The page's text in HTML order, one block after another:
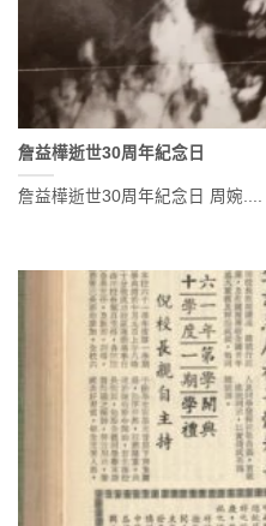
詹益樺逝世30周年紀念日
詹益樺逝世30周年紀念日 周婉....